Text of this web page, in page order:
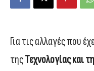
Για τις αλλαγές που
τηςΤεχνολογίας και